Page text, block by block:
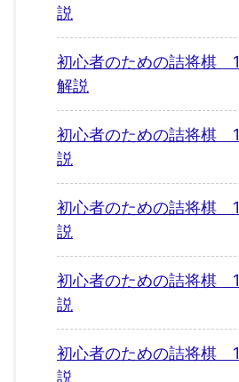
説
初心者のための詰将棋
解説
初心者のための詰将棋
説
初心者のための詰将棋
説
初心者のための詰将棋
説
初心者のための詰将棋
説